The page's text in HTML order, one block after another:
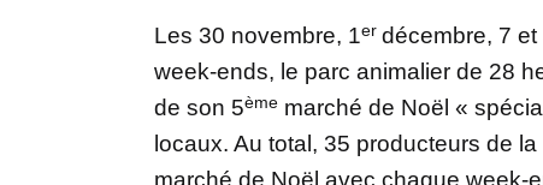
Les 30 novembre, 1er décembre, 7
week-ends, le parc animalier de 28
de son 5ème marché de Noël «
locaux. Au total, 35 producteurs de
marché de Noël avec chaque week-